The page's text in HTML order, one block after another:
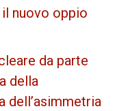
nuovo oppio
da parte
della
dell’asimmetria